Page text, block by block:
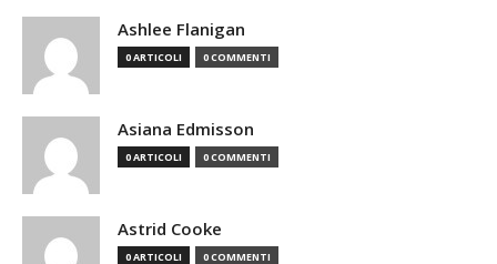
Ashlee Flanigan
0 ARTICOLI 0 COMMENTI
Asiana Edmisson
0 ARTICOLI 0 COMMENTI
Astrid Cooke
0 ARTICOLI 0 COMMENTI